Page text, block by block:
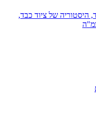
היסטוריה של ציוד כבד,